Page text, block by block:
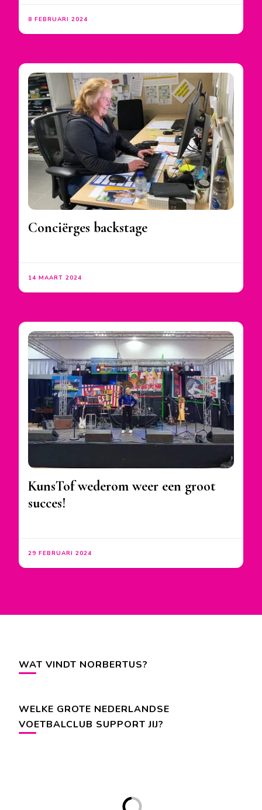
8 FEBRUARI 2024
Conciërges backstage
14 MAART 2024
KunsTof wederom weer een groot
succes!
29 FEBRUARI 2024
WAT VINDT NORBERTUS?
WELKE GROTE NEDERLANDSE
VOETBALCLUB SUPPORT JIJ?